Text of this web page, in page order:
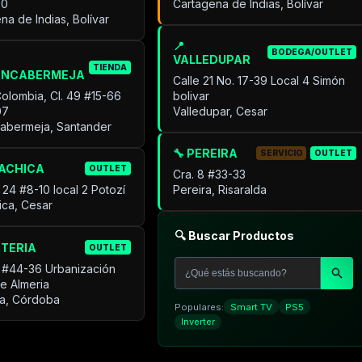
de Indias, Bolívar
TIENDA
Cl. 49 #15-66
Santander
OUTLET
24 #8-10 local 2 Potozí
Cesar
OUTLET
#44-36 Urbanización
Almeria
Córdoba
Cartagena de Indias, Bolívar
📍
VALLEDUPAR
BODEGA/OUTLET
Calle 21 No. 17-39 Local 4 Simón
bolivar
Valledupar, Cesar
🔧 PEREIRA SERVICIO OUTLET
Cra. 8 #33-33
Pereira, Risaralda
🔍 Buscar Productos
Populares: Smart TV
PS5
Inverter